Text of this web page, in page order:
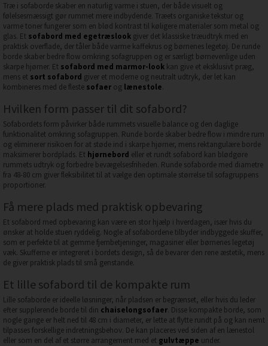
Træ i sofaborde skaber en naturlig varme i stuen, der både visuelt og
følelsesmæssigt gør rummet mere indbydende. Træets organiske tekstur og
varme toner fungerer som en blød kontrast til køligere materialer som metal og
glas. Et sofabord med egetræslook giver det klassiske træudtryk med en
praktisk overflade, der tåler både varme kaffekrus og børnenes legetøj. De runde
borde skaber bedre flow omkring sofagruppen og er særligt børnevenlige uden
skarpe hjørner. Et sofabord med marmor-look kan give et eksklusivt præg,
mens et sort sofabord giver et moderne og neutralt udtryk, der let kan
kombineres med de fleste sofaer og lænestole.
Hvilken form passer til dit sofabord?
Sofabordets form påvirker både rummets visuelle balance og den daglige
funktionalitet omkring sofagruppen. Runde borde skaber bedre flow i mindre rum
og eliminerer risikoen for at støde ind i skarpe hjørner, mens rektangulære borde
maksimerer bordplads. Et hjørnebord eller et rundt sofabord kan blødgøre
rummets udtryk og forbedre bevægelsesfriheden. Runde sofaborde med diametre
fra 48-80 cm giver fleksibilitet til at vælge den optimale størrelse til sofagruppens
proportioner.
Få mere plads med praktisk opbevaring
Et sofabord med opbevaring kan være en stor hjælp i hverdagen, især hvis du
ønsker at holde stuen ryddelig. Nogle af sofabordene tilbyder indbyggede skuffer,
som er perfekte til at gemme fjernbetjeninger, magasiner eller børnenes legetøj
væk. Skufferne er integreret i bordets design, så de bevarer den rene æstetik, mens
de giver praktisk plads til små genstande.
Et lille sofabord til de kompakte rum
Lille sofaborde er ideelle løsninger, når pladsen er begrænset, eller hvis du leder
efter supplerende borde til din chaiselongsofaer. Disse kompakte borde, som
nogle gange er helt ned til 48 cm i diameter, er lette at flytte rundt på og kan nemt
tilpasses forskellige indretningsbehov. De kan placeres ved siden af en lænestol
eller som en del af et større arrangement med et gulvtæppe under.